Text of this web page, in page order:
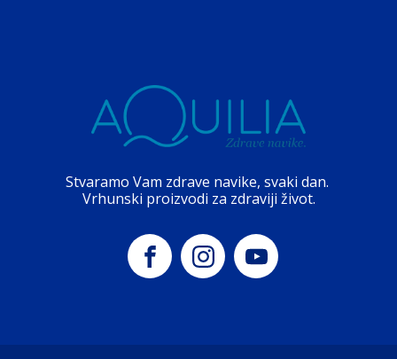
Stvaramo Vam zdrave navike, svaki dan.
Vrhunski proizvodi za zdraviji život.